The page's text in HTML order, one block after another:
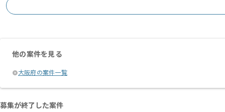
他の案件を見る
大阪府の案件一覧
募集が終了した案件